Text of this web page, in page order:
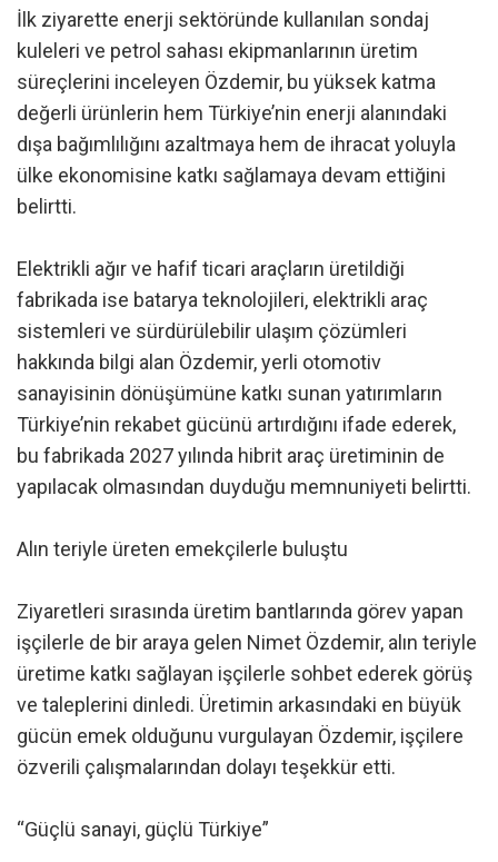
İlk ziyarette enerji sektöründe kullanılan sondaj
kuleleri ve petrol sahası ekipmanlarının üretim
süreçlerini inceleyen Özdemir, bu yüksek katma
değerli ürünlerin hem Türkiye’nin enerji alanındaki
dışa bağımlılığını azaltmaya hem de ihracat yoluyla
ülke ekonomisine katkı sağlamaya devam ettiğini
belirtti.
Elektrikli ağır ve hafif ticari araçların üretildiği
fabrikada ise batarya teknolojileri, elektrikli araç
sistemleri ve sürdürülebilir ulaşım çözümleri
hakkında bilgi alan Özdemir, yerli otomotiv
sanayisinin dönüşümüne katkı sunan yatırımların
Türkiye’nin rekabet gücünü artırdığını ifade ederek,
bu fabrikada 2027 yılında hibrit araç üretiminin de
yapılacak olmasından duyduğu memnuniyeti belirtti.
Alın teriyle üreten emekçilerle buluştu
Ziyaretleri sırasında üretim bantlarında görev yapan
işçilerle de bir araya gelen Nimet Özdemir, alın teriyle
üretime katkı sağlayan işçilerle sohbet ederek görüş
ve taleplerini dinledi. Üretimin arkasındaki en büyük
gücün emek olduğunu vurgulayan Özdemir, işçilere
özverili çalışmalarından dolayı teşekkür etti.
“Güçlü sanayi, güçlü Türkiye”